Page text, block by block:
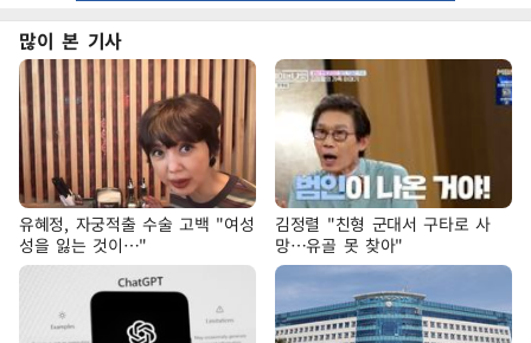
많이 본 기사
유혜정, 자궁적출 수술 고백 "여성
성을 잃는 것이…"
김정렬 "친형 군대서 구타로 사
망…유골 못 찾아"